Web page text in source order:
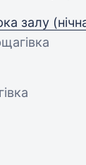
залу